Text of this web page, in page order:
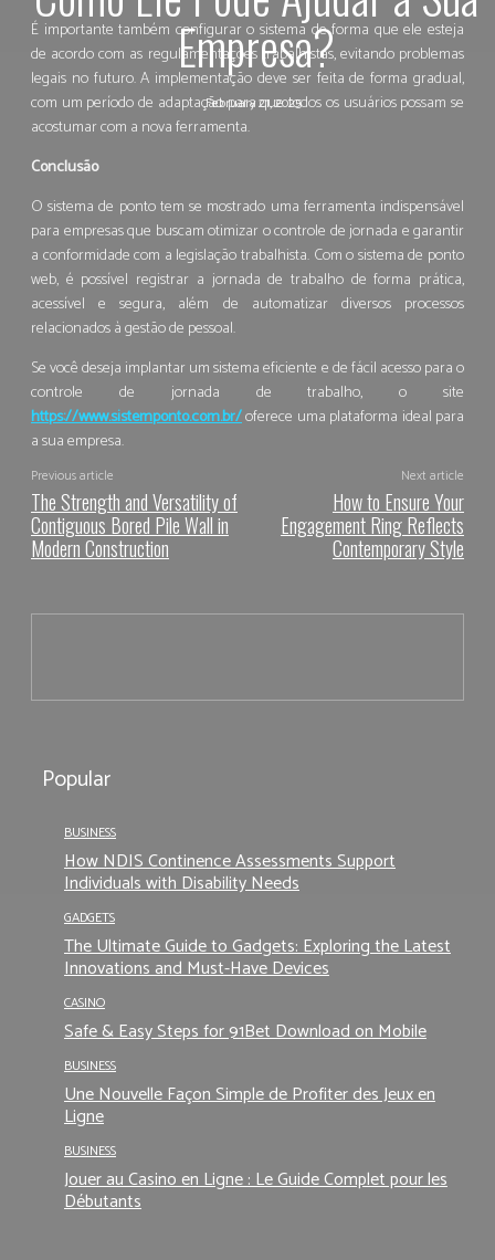
Empresa?
February 21, 2025
É importante também configurar o sistema de forma que ele esteja
de acordo com as regulamentações trabalhistas, evitando problemas
legais no futuro. A implementação deve ser feita de forma gradual,
com um período de adaptação para que todos os usuários possam se
acostumar com a nova ferramenta.
Conclusão
O sistema de ponto tem se mostrado uma ferramenta indispensável
para empresas que buscam otimizar o controle de jornada e garantir
a conformidade com a legislação trabalhista. Com o sistema de ponto
web, é possível registrar a jornada de trabalho de forma prática,
acessível e segura, além de automatizar diversos processos
relacionados à gestão de pessoal.
Se você deseja implantar um sistema eficiente e de fácil acesso para o
controle de jornada de trabalho, o site
https://www.sistemponto.com.br/oferece uma plataforma ideal para
a sua empresa.
Previous article
The Strength and Versatility of
Contiguous Bored Pile Wall in
Modern Construction
Next article
How to Ensure Your
Engagement Ring Reflects
Contemporary Style
Popular
BUSINESS
How NDIS Continence Assessments Support
Individuals with Disability Needs
GADGETS
The Ultimate Guide to Gadgets: Exploring the Latest
Innovations and Must-Have Devices
CASINO
Safe & Easy Steps for 91Bet Download on Mobile
BUSINESS
Une Nouvelle Façon Simple de Profiter des Jeux en
Ligne
BUSINESS
Jouer au Casino en Ligne : Le Guide Complet pour les
Débutants